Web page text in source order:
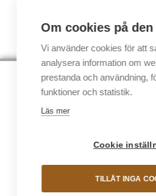
Larmsystem
Om cookies på
Vi använder cookies för att
analysera information om
prestanda och användning,
funktioner och statistik.
Läs mer
Cookie
TILLÅT INGA